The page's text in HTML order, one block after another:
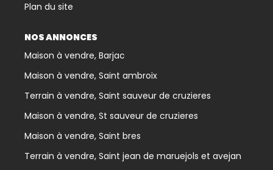
Plan du site
NOS ANNONCES
Maison à vendre, Barjac
Maison à vendre, Saint ambroix
Terrain à vendre, Saint sauveur de cruzieres
Maison à vendre, St sauveur de cruzieres
Maison à vendre, Saint bres
Terrain à vendre, Saint jean de maruejols et avejan